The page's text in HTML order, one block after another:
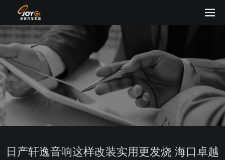
日产轩逸音响这样改装实用更发烧 海口卓越